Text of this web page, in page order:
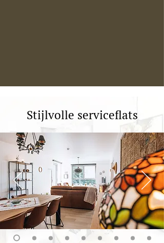
Stijlvolle serviceflats